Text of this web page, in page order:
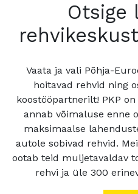
Otsige
Vaata ja vali Põhja-
hoitavad rehvid ning
koostööpartnerilt! PKP
annab võimaluse enne
maksimaalse
autole sobivad rehvid.
ootab teid muljetavaldav
rehvi ja üle 300